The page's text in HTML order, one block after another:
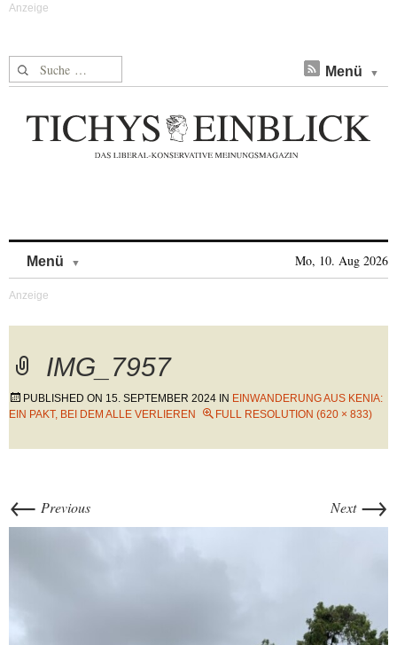
Suche nach: Menü
Menü Mo, 10. Aug 2026
IMG_7957
PUBLISHED ON 15. SEPTEMBER 2024 IN EINWANDERUNG AUS KENIA:
EIN PAKT, BEI DEM ALLE VERLIEREN
FULL RESOLUTION (620 × 833)
← Previous Next →